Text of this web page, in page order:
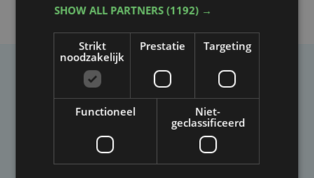
Taalfout opgemerkt?
Heb je een taal- of schrijffout opgemerkt in dit
artikel?
Laat het ons weten
SHOW ALL PARTNERS(1192) →
Strikt
noodzakelijk
Prestatie Targeting
Functioneel
Niet-
geclassificeerd